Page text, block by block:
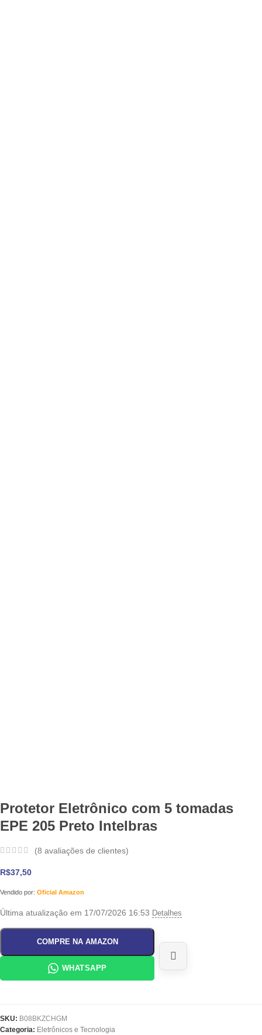
Protetor Eletrônico com 5 tomadas
EPE 205 Preto Intelbras
(8 avaliações de clientes)
R$37,50
Vendido por: Oficial Amazon
Última atualização em 17/07/2026 16:53 Detalhes
COMPRE NA AMAZON
WHATSAPP
SKU: B08BKZCHGM
Categoria: Eletrônicos e Tecnologia